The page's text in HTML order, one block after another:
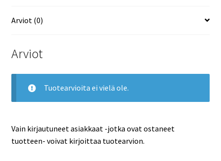
Arviot (0)
Arviot
Tuotearvioita ei vielä ole.
Vain kirjautuneet asiakkaat -jotka ovat ostaneet
tuotteen- voivat kirjoittaa tuotearvion.